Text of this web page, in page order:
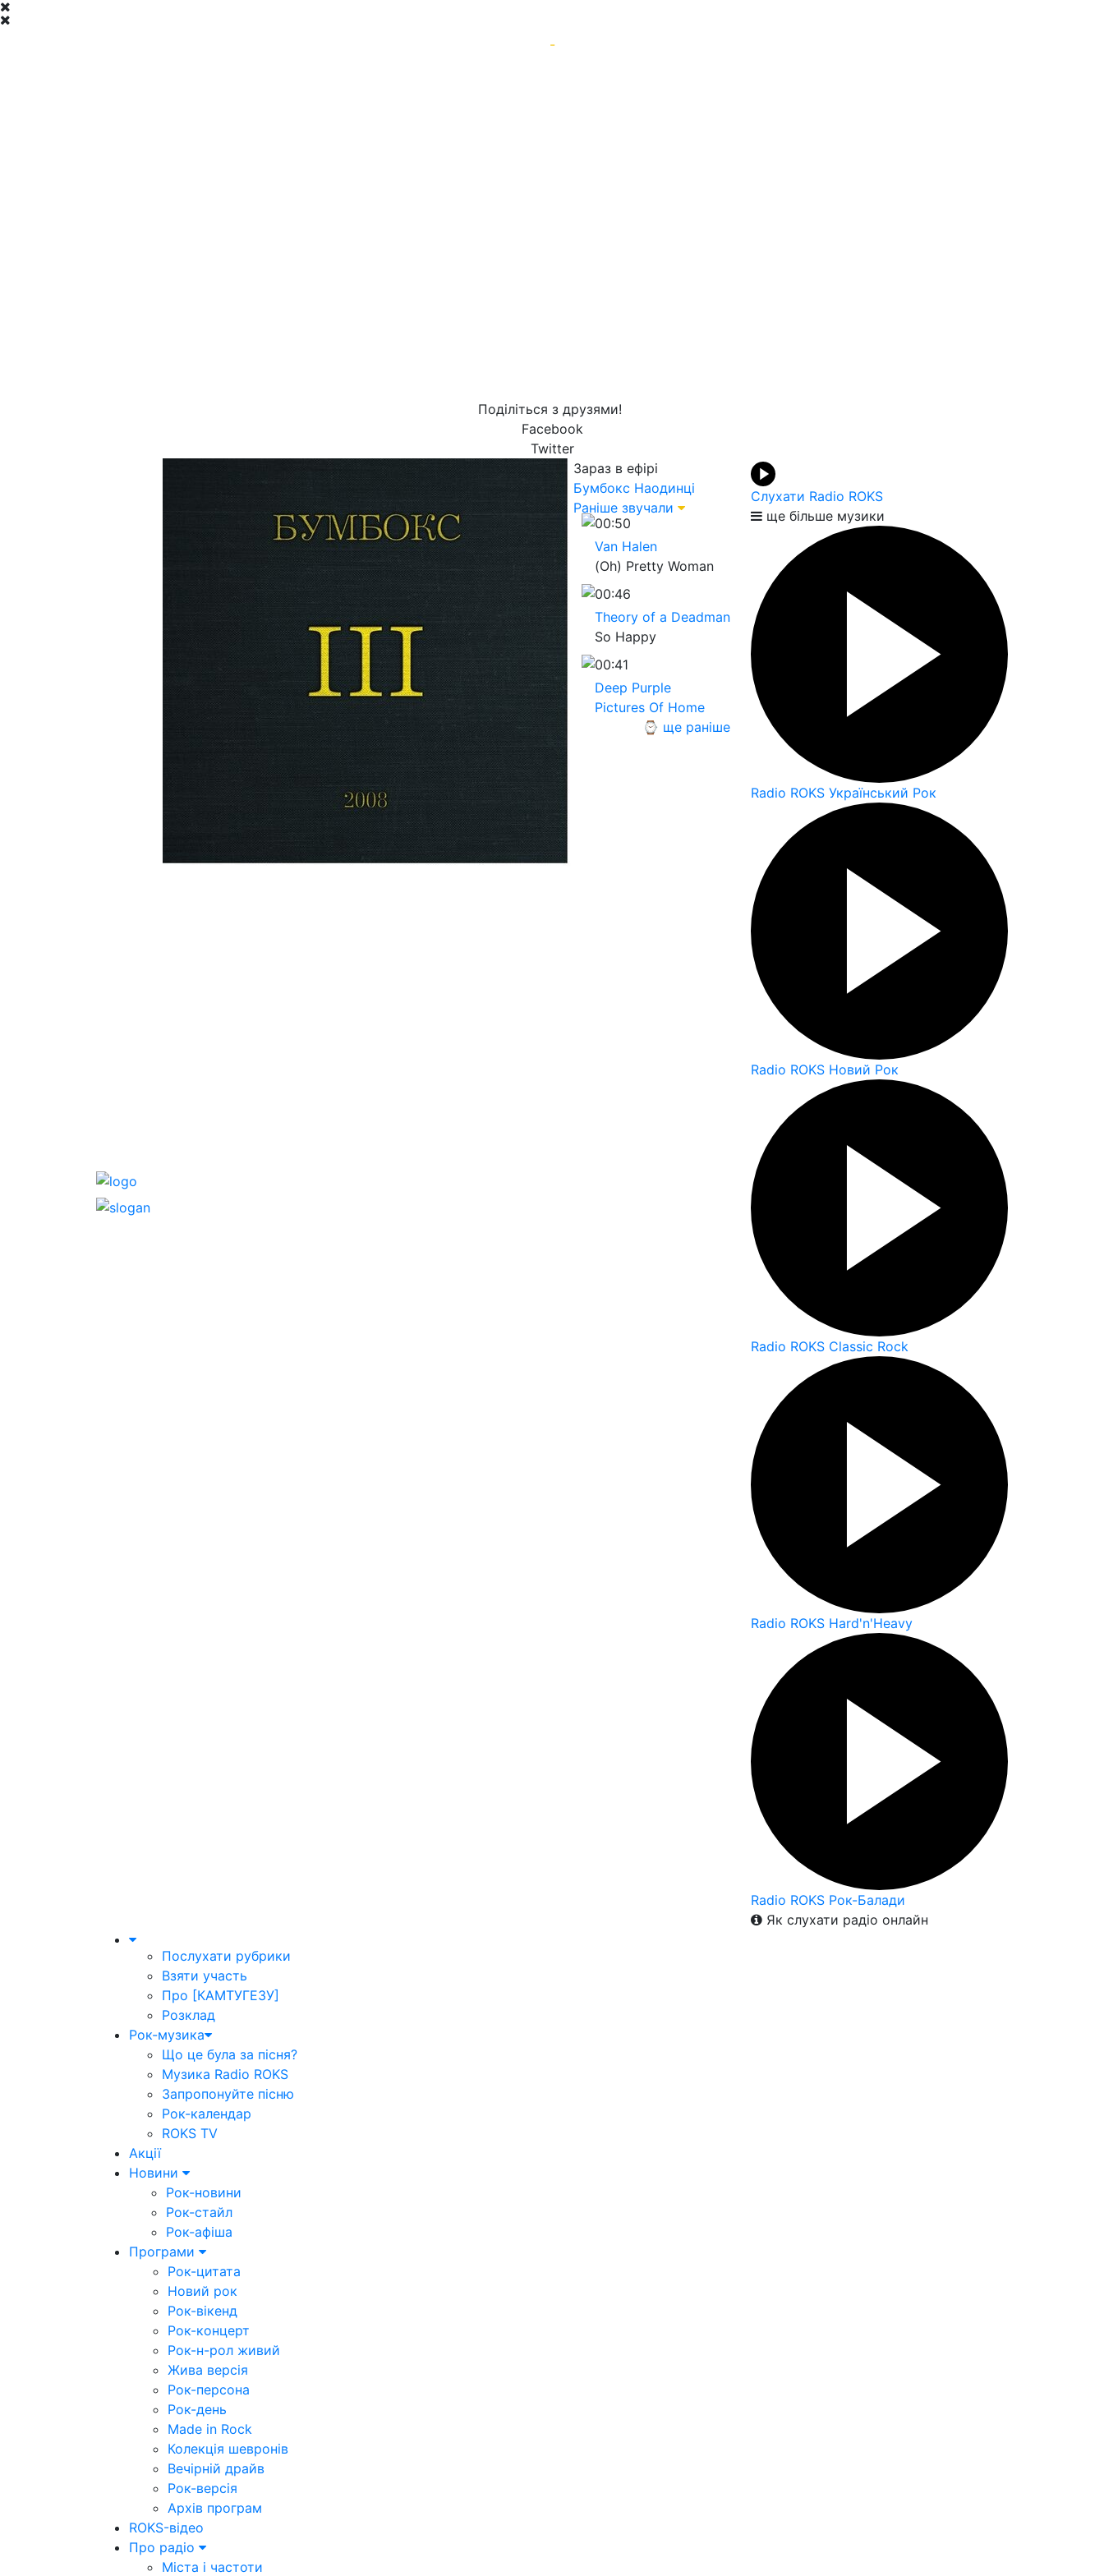
-
Поділіться з друзями!
Facebook
Twitter
Зараз в ефірі
Бумбокс Наодинці
Раніше звучали
00:50
Van Halen
(Oh) Pretty Woman
00:46
Theory of a Deadman
So Happy
00:41
Deep Purple
Pictures Of Home
⌚ ще раніше
Слухати Radio ROKS
ще більше музики
Radio ROKS Український Рок
Radio ROKS Новий Рок
Radio ROKS Classic Rock
Radio ROKS Hard'n'Heavy
Radio ROKS Рок-Балади
Як слухати радіо онлайн
Послухати рубрики
Взяти участь
Про [КАМТУГЕЗУ]
Розклад
Рок-музика
Що це була за пісня?
Музика Radio ROKS
Запропонуйте пісню
Рок-календар
ROKS TV
Акції
Новини
Рок-новини
Рок-стайл
Рок-афіша
Програми
Рок-цитата
Новий рок
Рок-вікенд
Рок-концерт
Рок-н-рол живий
Жива версія
Рок-персона
Рок-день
Made in Rock
Колекція шевронів
Вечірній драйв
Рок-версія
Архів програм
ROKS-відео
Про радіо
Міста і частоти